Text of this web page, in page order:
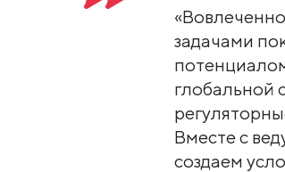
задачами
глобальной
Вместе с
создаем